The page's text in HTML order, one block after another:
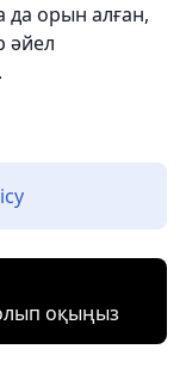
да орын алған,
әйел
оқыңыз